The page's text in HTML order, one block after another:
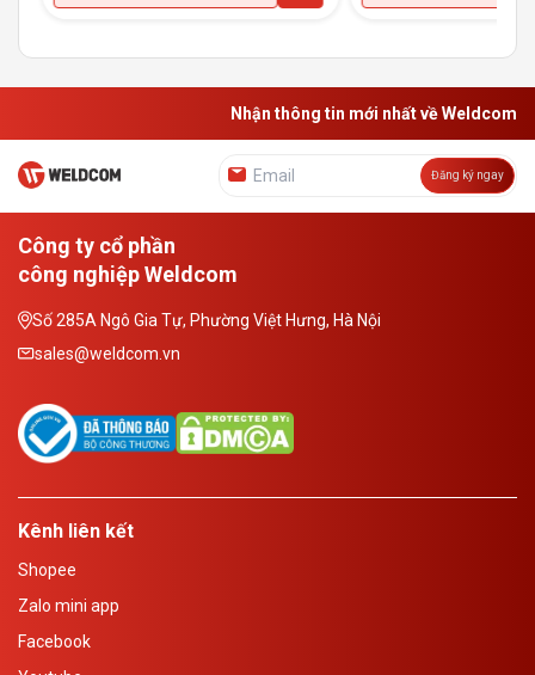
Nhận thông tin mới nhất về Weldcom
Đăng ký ngay
Công ty cổ phần
công nghiệp Weldcom
Số 285A Ngô Gia Tự, Phường Việt Hưng, Hà Nội
sales@weldcom.vn
Kênh liên kết
Shopee
Zalo mini app
Facebook